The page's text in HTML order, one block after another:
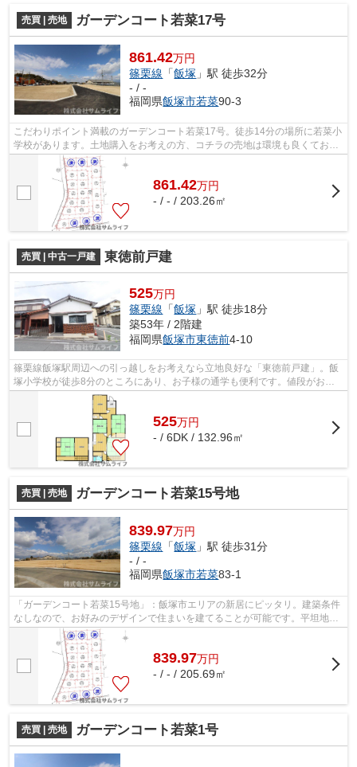
売買 | 売地 ガーデンコート若菜17号
861.42万円
篠栗線 「飯塚 」駅 徒歩32分
- / -
福岡県飯塚市若菜90-3
こだわりポイント満載のガーデンコート若菜17号。徒歩14分の場所に若菜小
学校があります。土地購入をお考えの方、コチラの売地は環境も良くておす
すめです。サムライフが紹介している...
861.42万円
- / - / 203.26㎡
売買 | 中古一戸建 東徳前戸建
525万円
篠栗線 「飯塚 」駅 徒歩18分
築53年 / 2階建
福岡県飯塚市東徳前4-10
篠栗線飯塚駅周辺への引っ越しをお考えなら立地良好な「東徳前戸建」。飯
塚小学校が徒歩8分のところにあり、お子様の通学も便利です。値段がお手
ごろな中古戸建てはいかがでしょうか。...
525万円
- / 6DK / 132.96㎡
売買 | 売地 ガーデンコート若菜15号地
839.97万円
篠栗線 「飯塚 」駅 徒歩31分
- / -
福岡県飯塚市若菜83-1
「ガーデンコート若菜15号地」：飯塚市エリアの新居にピッタリ。建築条件
なしなので、お好みのデザインで住まいを建てることが可能です。平坦地な
ので、工事自体も進めやすく、工事時...
839.97万円
- / - / 205.69㎡
売買 | 売地 ガーデンコート若菜1号